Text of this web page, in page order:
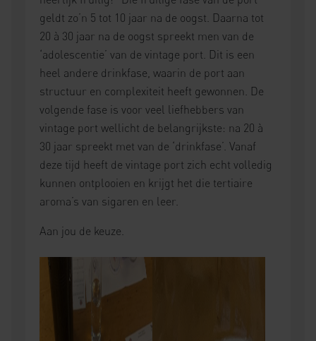
geldt zo’n 5 tot 10 jaar na de oogst. Daarna tot
20 à 30 jaar na de oogst spreekt men van de
‘adolescentie’ van de vintage port. Dit is een
heel andere drinkfase, waarin de port aan
structuur en complexiteit heeft gewonnen. De
volgende fase is voor veel liefhebbers van
vintage port wellicht de belangrijkste: na 20 à
30 jaar spreekt met van de ‘drinkfase’. Vanaf
deze tijd heeft de vintage port zich echt volledig
kunnen ontplooien en krijgt het die tertiaire
aroma’s van sigaren en leer.
Aan jou de keuze.